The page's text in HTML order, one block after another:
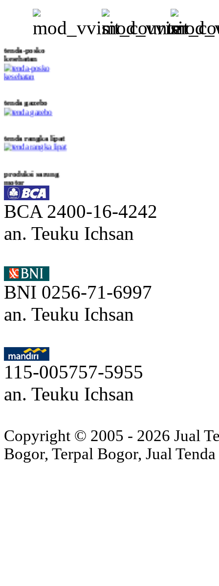
kesehatan
motor
produksi tenda cafe
di jakarta
tenda roder bazar
tenda iklan
Awning
tenda payung kayu
BCA 2400-16-4242
an. Teuku Ichsan
BNI 0256-71-6997
an. Teuku Ichsan
115-005757-5955
an. Teuku Ichsan
Copyright © 2005 - 2026 Jual
Bogor, Terpal Bogor, Jual